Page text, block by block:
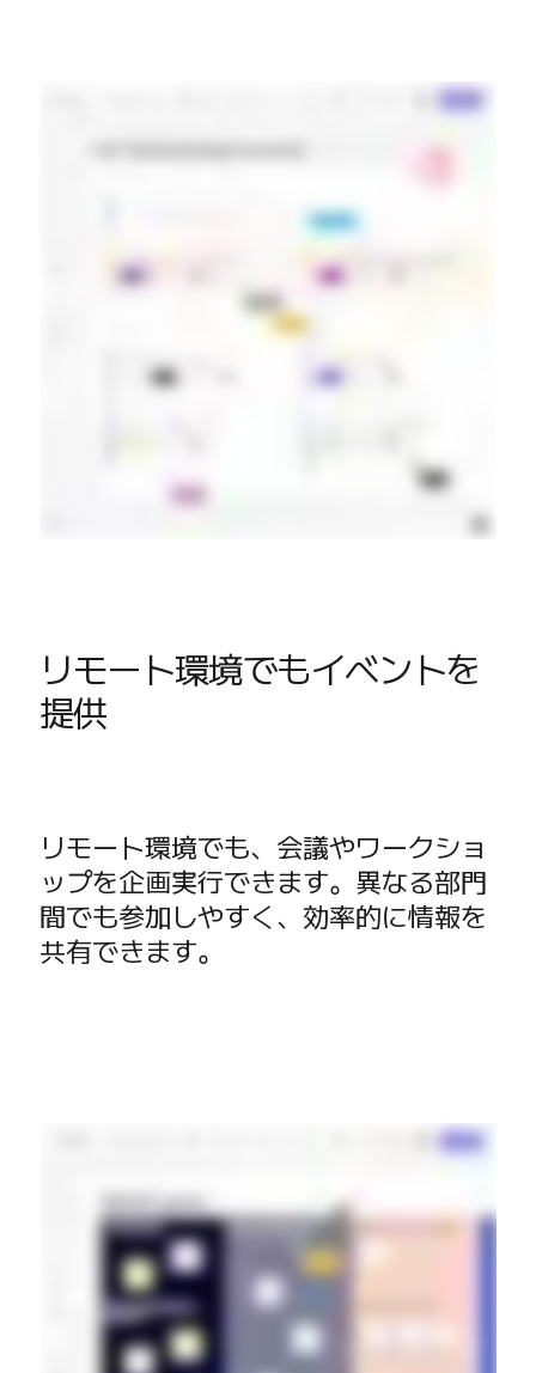
リモート環境でもイベントを
提供
リモート環境でも、会議やワークショ
ップを企画実行できます。異なる部門
間でも参加しやすく、効率的に情報を
共有できます。